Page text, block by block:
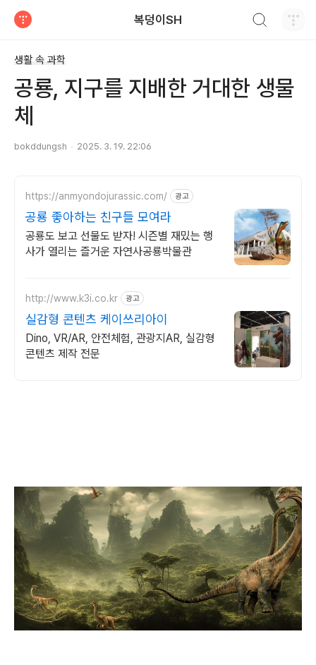
복덩이SH
생활 속 과학
공룡, 지구를 지배한 거대한 생물
체
bokddungsh 2025. 3. 19. 22:06
https://anmyondojurassic.com/ 광고
공룡 좋아하는 친구들 모여라
공룡도 보고 선물도 받자! 시즌별 재밌는 행
사가 열리는 즐거운 자연사공룡박물관
http://www.k3i.co.kr 광고
실감형 콘텐츠 케이쓰리아이
Dino, VR/AR, 안전체험, 관광지AR, 실감형
콘텐츠 제작 전문